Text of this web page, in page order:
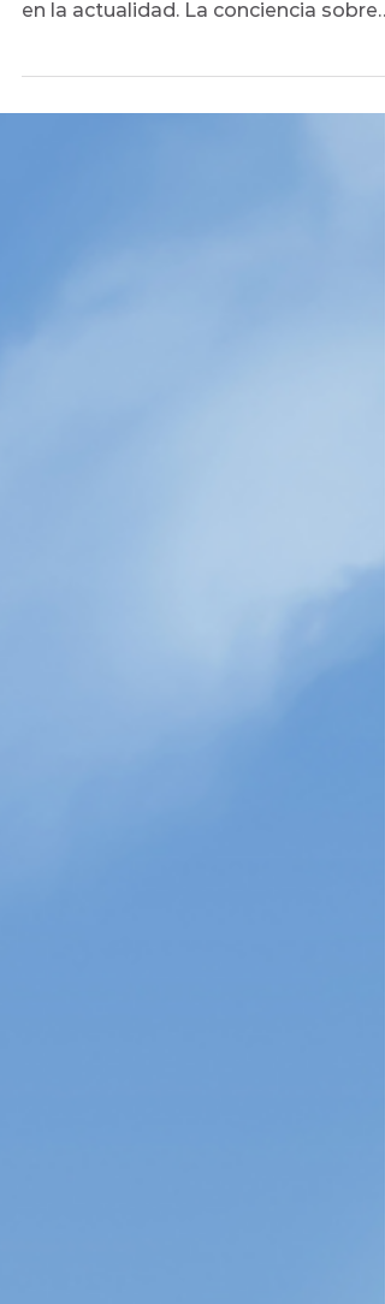
La sostenibilidad se ha convertido en
en la actualidad. La conciencia sobre